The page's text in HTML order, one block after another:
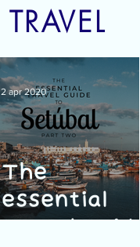
TRAVEL
The
essential
travel guide
2 apr 2020